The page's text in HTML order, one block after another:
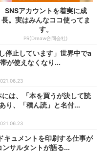
SNSアカウントを着実に成
長。実はみんなココ使ってま
す。
PR(Dreaw合同会社)
停止しています」世界中でa
が使えなくなり...
には、「本を買うが決して読
り、「積ん読」と名付...
キュメントを印刷する仕事が
ンサルタントが語る...